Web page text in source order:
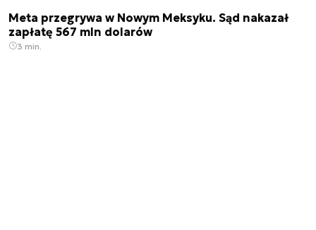
Meta przegrywa w Nowym Meksyku. Sąd nakazał
zapłatę 567 mln dolarów
3 min.